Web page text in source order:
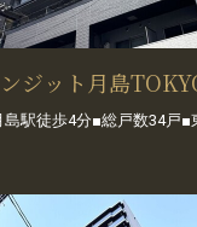
ジット月島
駅徒歩4分■総戸数34戸■